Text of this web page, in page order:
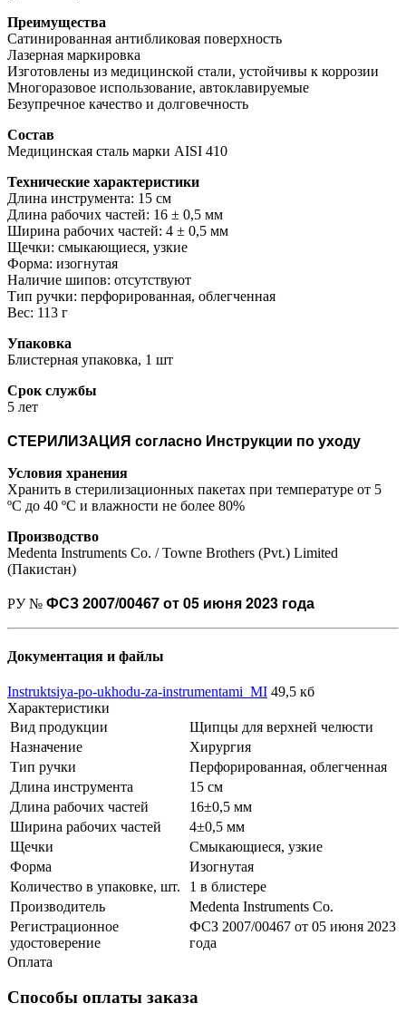
Преимущества
Сатинированная антибликовая поверхность
Лазерная маркировка
Изготовлены из медицинской стали, устойчивы к коррозии
Многоразовое использование, автоклавируемые
Безупречное качество и долговечность
Состав
Медицинская сталь марки AISI 410
Технические характеристики
Длина инструмента: 15 см
Длина рабочих частей: 16 ± 0,5 мм
Ширина рабочих частей: 4 ± 0,5 мм
Щечки: смыкающиеся, узкие
Форма: изогнутая
Наличие шипов: отсутствуют
Тип ручки: перфорированная, облегченная
Вес: 113 г
Упаковка
Блистерная упаковка, 1 шт
Срок службы
5 лет
СТЕРИЛИЗАЦИЯ согласно Инструкции по уходу
Условия хранения
Хранить в стерилизационных пакетах при температуре от 5
ºС до 40 ºС и влажности не более 80%
Производство
Medenta Instruments Co. / Towne Brothers (Pvt.) Limited
(Пакистан)
РУ № ФСЗ 2007/00467 от 05 июня 2023 года
Документация и файлы
Instruktsiya-po-ukhodu-za-instrumentami_MI 49,5 кб
Характеристики
Вид продукции
Щипцы для верхней челюсти
Назначение
Хирургия
Тип ручки
Перфорированная, облегченная
Длина инструмента
15 см
Длина рабочих частей
16±0,5 мм
Ширина рабочих частей
4±0,5 мм
Щечки
Смыкающиеся, узкие
Форма
Изогнутая
Количество в упаковке, шт.
1 в блистере
Производитель
Medenta Instruments Co.
Регистрационное
удостоверение
ФСЗ 2007/00467 от 05 июня 2023
года
Оплата
Способы оплаты заказа